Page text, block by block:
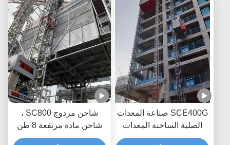
SCE400G صناعة المعدات
الصلبة الساخنة المعدات
الصلبة المعدات الصلبة
شاحن مزدوج SC800 ،
شاحن مادة مرتفعة 8 طن